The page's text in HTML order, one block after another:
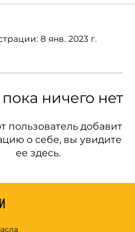
8 янв. 2023 г.
ничего нет
пользователь добавит
о себе, вы увидите
ее здесь.